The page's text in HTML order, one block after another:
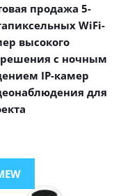
продажа 5-
WiFi-
высокого
с ночным
IP-камер
для